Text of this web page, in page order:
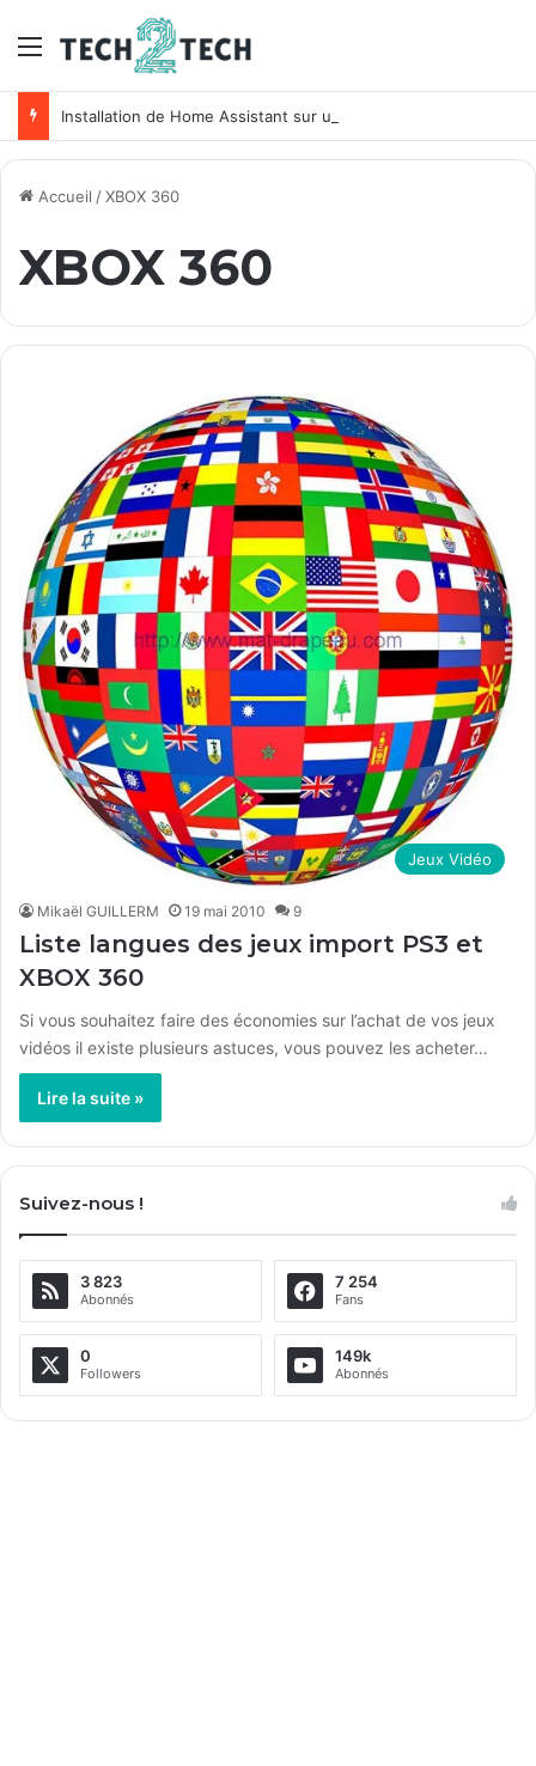
Menu
Installation de Home Assistant sur un NAS Synology
Accueil /XBOX 360
XBOX 360
Jeux Vidéo
Mikaël GUILLERM 19 mai 2010 9
Liste langues des jeux import PS3 et
XBOX 360
Si vous souhaitez faire des économies sur l’achat de vos jeux
vidéos il existe plusieurs astuces, vous pouvez les acheter…
Lire la suite »
Suivez-nous !
3 823
Abonnés
7 254
Fans
0
Followers
149k
Abonnés